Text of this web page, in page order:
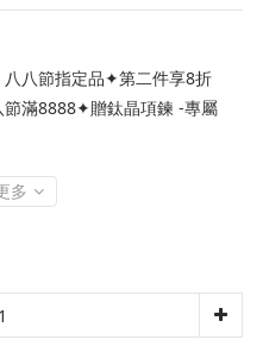
八八節指定品✦第二件享8折
節滿8888✦贈鈦晶項鍊 -專屬
多